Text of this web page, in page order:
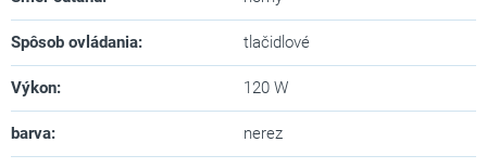
Spôsob ovládania: tlačidlové
Výkon: 120 W
barva: nerez